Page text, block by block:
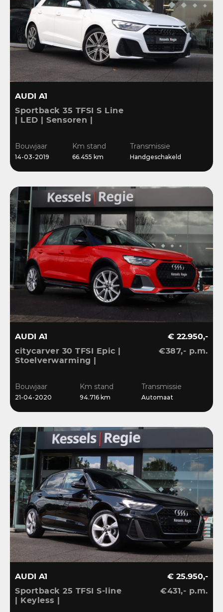
AUDI A1
Sportback 35 TFSI S Line
| LED | Sensoren |
Bouwjaar
14-03-2019
Km stand
66.455 km
Transmissie
Handgeschakeld
AUDI A1
citycarver 30 TFSI Epic |
Stoelverwarming |
Navi
€ 22.950,-
€387,- p.m.
Bouwjaar
21-04-2020
Km stand
94.716 km
Transmissie
Automaat
AUDI A1
Sportback 25 TFSI S-line
| Keyless |
€ 25.950,-
€431,- p.m.